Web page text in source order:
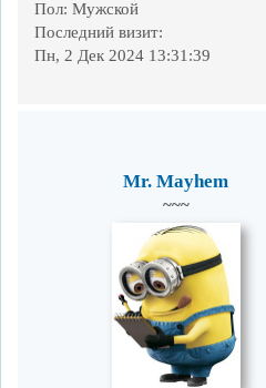
Пол: Мужской
Последний визит:
Пн, 2 Дек 2024 13:31:39
Mr. Mayhem
~~~